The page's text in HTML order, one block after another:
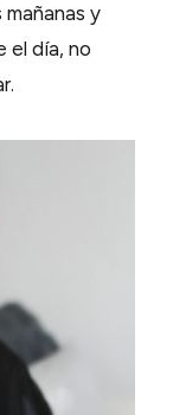
y
el día, no